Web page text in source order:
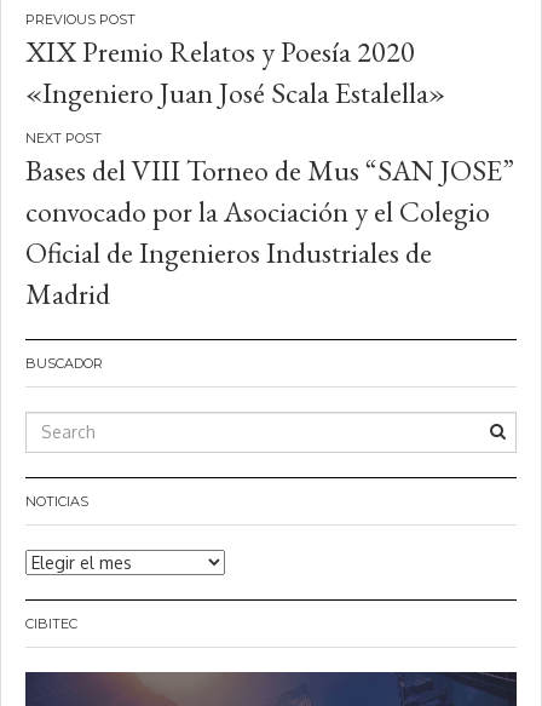
Navegación
de
entradas
XIX Premio Relatos y Poesía 2020
«Ingeniero Juan José Scala Estalella»
Bases del VIII Torneo de Mus “SAN JOSE”
convocado por la Asociación y el Colegio
Oficial de Ingenieros Industriales de
Madrid
BUSCADOR
NOTICIAS
Noticias
CIBITEC